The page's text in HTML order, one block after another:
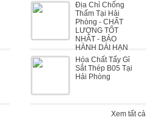
Địa Chỉ Chống
Thấm Tại Hải
Phòng - CHẤT
LƯỢNG TỐT
NHẤT - BẢO
HÀNH DÀI HẠN
Hóa Chất Tẩy Gỉ
Sắt Thép B05 Tại
Hải Phòng
Xem tất cả